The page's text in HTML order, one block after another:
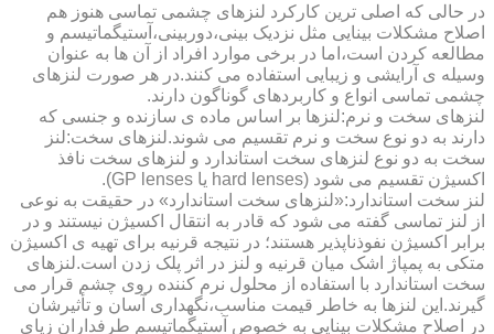
در حالی که اصلی ترین کارکرد لنزهای چشمی تماسی هنوز هم
اصلاح مشکلات بینایی مثل نزدیک بینی،دوربینی،آستیگماتیسم و
مطالعه کردن است،اما در برخی موارد افراد از آن ها به عنوان
وسیله ی آرایشی و زیبایی استفاده می کنند.در هر صورت لنزهای
چشمی تماسی انواع و کاربردهای گوناگون دارند.
لنزهای سخت و نرم:لنزها بر اساس ماده ی سازنده و جنسی که
دارند به دو نوع سخت و نرم تقسیم می شوند.لنزهای سخت:لنز
سخت به دو نوع لنزهای سخت استاندارد و لنزهای سخت نافذ
اکسیژن تقسیم می شود (hard lenses یا GP lenses).
لنز سخت استاندارد:«لنزهای سخت استاندارد» در حقیقت به نوعی
از لنز تماسی گفته می شود که قادر به انتقال اکسیژن نیستند و در
برابر اکسیژن نفوذناپذیر هستند؛ در نتیجه قرنیه برای تهیه ی اکسیژن
متکی به پمپاژ اشک میان قرنیه و لنز در اثر پلک زدن است.لنزهای
سخت استاندارد با استفاده از محلول نرم کننده روی چشم قرار می
گیرند.این لنزها به خاطر قیمت مناسب،نگهداری آسان و تأثیرشان
در اصلاح مشکلات بینایی به خصوص آستیگماتیسم طرفداران زیای